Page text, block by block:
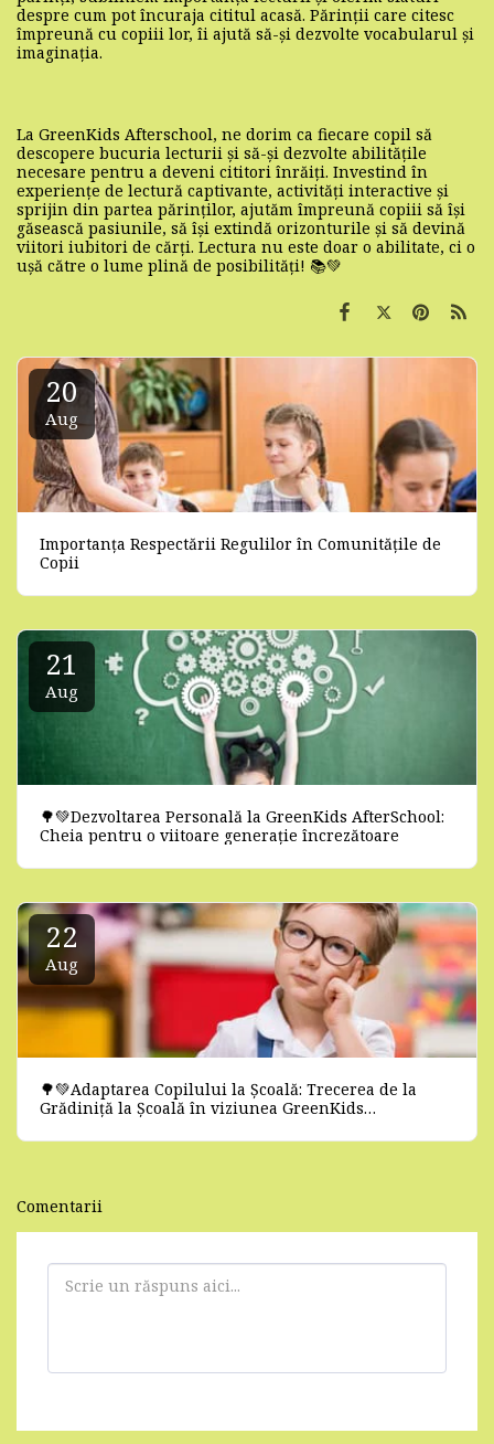
despre cum pot încuraja cititul acasă. Părinții care citesc
împreună cu copiii lor, îi ajută să-și dezvolte vocabularul și
imaginația.
La GreenKids Afterschool, ne dorim ca fiecare copil să
descopere bucuria lecturii și să-și dezvolte abilitățile
necesare pentru a deveni cititori înrăiți. Investind în
experiențe de lectură captivante, activități interactive și
sprijin din partea părinților, ajutăm împreună copiii să își
găsească pasiunile, să își extindă orizonturile și să devină
viitori iubitori de cărți. Lectura nu este doar o abilitate, ci o
ușă către o lume plină de posibilități! 📚💚
20
Aug
Importanța Respectării Regulilor în Comunitățile de
Copii
21
Aug
🌳💚Dezvoltarea Personală la GreenKids AfterSchool:
Cheia pentru o viitoare generație încrezătoare
22
Aug
🌳💚Adaptarea Copilului la Școală: Trecerea de la
Grădiniță la Școală în viziunea GreenKids
Comentarii